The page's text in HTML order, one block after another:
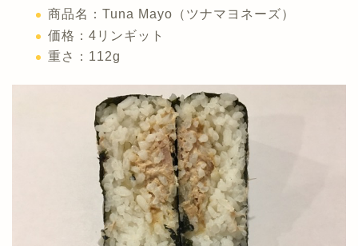
商品名：Tuna Mayo（ツナマヨネーズ）
価格：4リンギット
重さ：112g